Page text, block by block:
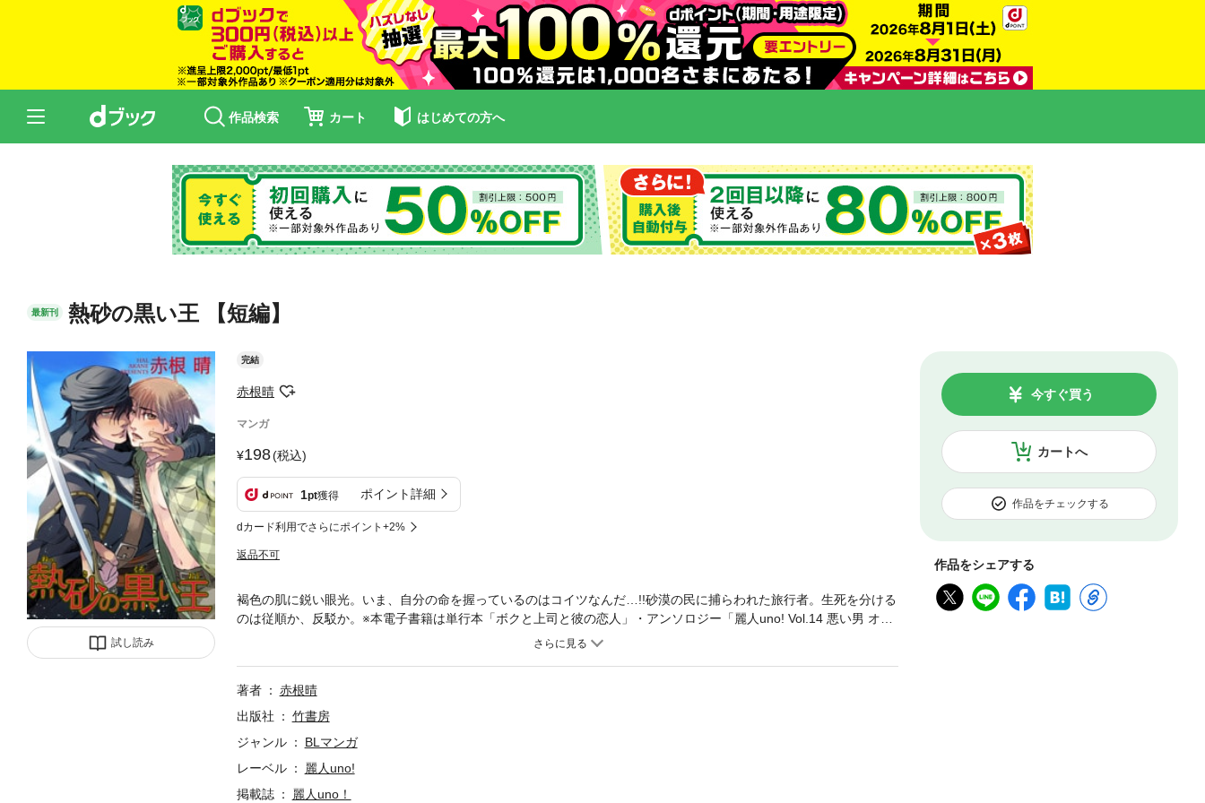
作品検索 カート はじめての方へ
最新刊 熱砂の黒い王 【短編】
試し読み
完結
赤根晴
マンガ
198(税込)
1pt獲得 ポイント詳細
dカード利用でさらにポイント+2%
返品不可
カートへ
今すぐ買う
作品をチェックする
作品をシェアする
褐色の肌に鋭い眼光。いま、自分の命を握っているのはコイツなんだ…!!砂漠の民に捕らわれた旅行者。生死を分ける
のは従順か、反駁か。※本電子書籍は単行本「ボクと上司と彼の恋人」・アンソロジー「麗人uno! Vol.14 悪い男 オレ
が欲しけりゃ堕ちてきな!!」に収録の「熱砂の黒い王」と同内容です。
著者
赤根晴
出版社
竹書房
ジャンル
BLマンガ
レーベル
麗人uno!
掲載誌
麗人uno！